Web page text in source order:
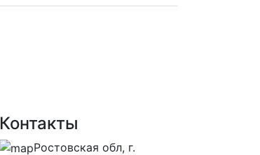
Контакты
Ростовская обл, г.